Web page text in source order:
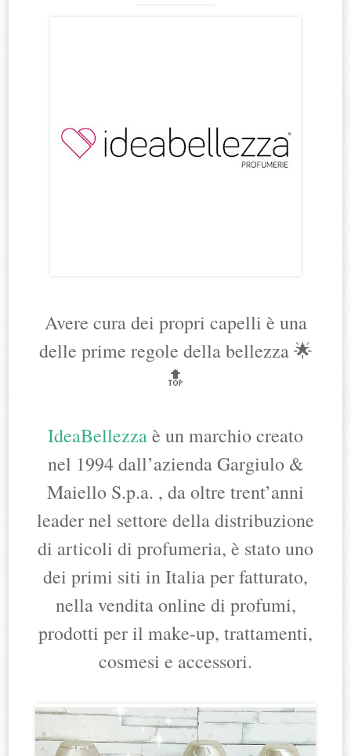
Avere cura dei propri capelli è una
delle prime regole della bellezza 🌟
🔝
IdeaBellezzaè un marchio creato
nel 1994 dall’azienda Gargiulo &
Maiello S.p.a. , da oltre trent’anni
leader nel settore della distribuzione
di articoli di profumeria, è stato uno
dei primi siti in Italia per fatturato,
nella vendita online di profumi,
prodotti per il make-up, trattamenti,
cosmesi e accessori.